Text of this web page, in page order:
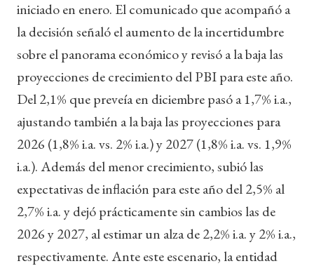
iniciado en enero. El comunicado que acompañó a
la decisión señaló el aumento de la incertidumbre
sobre el panorama económico y revisó a la baja las
proyecciones de crecimiento del PBI para este año.
Del 2,1% que preveía en diciembre pasó a 1,7% i.a.,
ajustando también a la baja las proyecciones para
2026 (1,8% i.a. vs. 2% i.a.) y 2027 (1,8% i.a. vs. 1,9%
i.a.). Además del menor crecimiento, subió las
expectativas de inflación para este año del 2,5% al
2,7% i.a. y dejó prácticamente sin cambios las de
2026 y 2027, al estimar un alza de 2,2% i.a. y 2% i.a.,
respectivamente. Ante este escenario, la entidad